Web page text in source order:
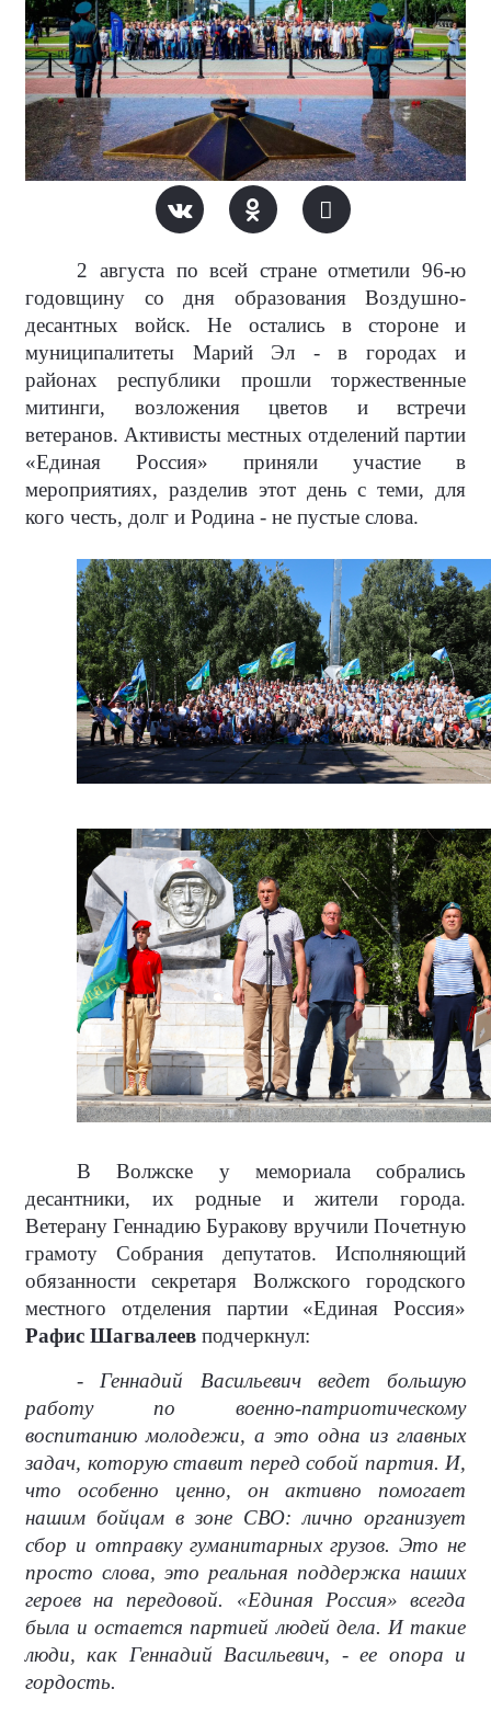
2 августа по всей стране отметили 96-ю
годовщину со дня образования Воздушно-
десантных войск. Не остались в стороне и
муниципалитеты Марий Эл - в городах и
районах республики прошли торжественные
митинги, возложения цветов и встречи
ветеранов. Активисты местных отделений партии
«Единая Россия» приняли участие в
мероприятиях, разделив этот день с теми, для
кого честь, долг и Родина - не пустые слова.
В Волжске у мемориала собрались
десантники, их родные и жители города.
Ветерану Геннадию Буракову вручили Почетную
грамоту Собрания депутатов. Исполняющий
обязанности секретаря Волжского городского
местного отделения партии «Единая Россия»
Рафис Шагвалеев подчеркнул:
- Геннадий Васильевич ведет большую
работу по военно-патриотическому
воспитанию молодежи, а это одна из главных
задач, которую ставит перед собой партия. И,
что особенно ценно, он активно помогает
нашим бойцам в зоне СВО: лично организует
сбор и отправку гуманитарных грузов. Это не
просто слова, это реальная поддержка наших
героев на передовой. «Единая Россия» всегда
была и остается партией людей дела. И такие
люди, как Геннадий Васильевич, - ее опора и
гордость.